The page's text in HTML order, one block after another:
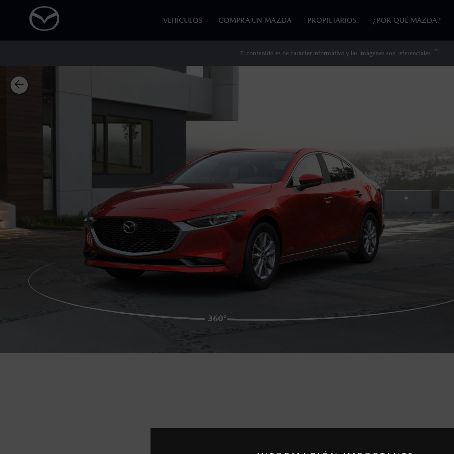
VEHÍCULOS COMPRA UN MAZDA PROPIETARIOS ¿POR QUÉ MAZDA?
El contenido es de carácter informativo y las imágenes son referenciales. 19
1
Los precios y especificaciones indicados en esta página son al menudeo, sugeridos por el fabricante, en
I.S.A.N., y pueden cambiar sin previo aviso, no incluyen: tenencias, placas, accesorios, seguro y gastos
modificar las especificaciones y los precios de sus productos, sin aviso previo al consumidor.
Utiliza siempre el cinturón de seguridad y cuando viajes con niños utiliza los dispositivos de anclaje que se
es una marca registrada de Bluetooth Sig, Inc. Todos los derechos reservados. Este sistema
mazda.mx para más información sobre compatibilidad de equipos.
Precio de compra simultánea con un vehículo nuevo. Consulta el apartado de Garantía Extendida para
Lo que ocurra primero.
La vigencia de la Garantía Extendida comienza una vez que la Garantía de Fábrica del vehículo haya
Vehículos nuevos o usados con menos de 11,000 km en el odómetro y menos de 12 meses de haber sido
La cobertura de la Pantalla de entretenimiento es válida únicamente para los clientes que adquirieron la
8